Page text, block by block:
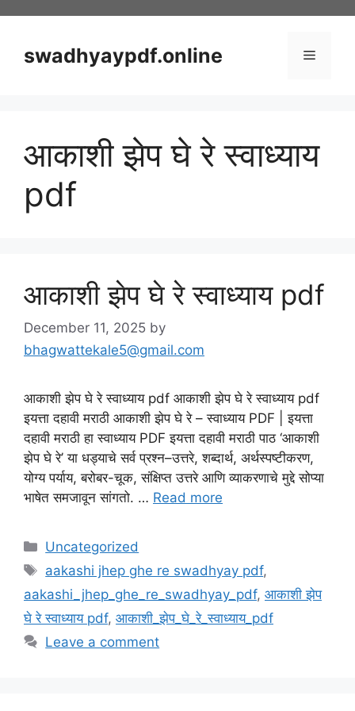
contentswadhyaypdf.online Menu
आकाशी झेप घे रे स्वाध्याय
pdf
आकाशी झेप घे रे स्वाध्याय pdf
December 11, 2025 by
bhagwattekale5@gmail.com
आकाशी झेप घे रे स्वाध्याय pdf आकाशी झेप घे रे स्वाध्याय pdf
इयत्ता दहावी मराठी आकाशी झेप घे रे – स्वाध्याय PDF | इयत्ता
दहावी मराठी हा स्वाध्याय PDF इयत्ता दहावी मराठी पाठ ‘आकाशी
झेप घे रे’ या धड्याचे सर्व प्रश्न–उत्तरे, शब्दार्थ, अर्थस्पष्टीकरण,
योग्य पर्याय, बरोबर-चूक, संक्षिप्त उत्तरे आणि व्याकरणाचे मुद्दे सोप्या
भाषेत समजावून सांगतो. … Read more
Categories
Uncategorized
Tags
aakashi jhep ghe re swadhyay pdf,
aakashi_jhep_ghe_re_swadhyay_pdf, आकाशी झेप
घे रे स्वाध्याय pdf, आकाशी_झेप_घे_रे_स्वाध्याय_pdf
Leave a comment